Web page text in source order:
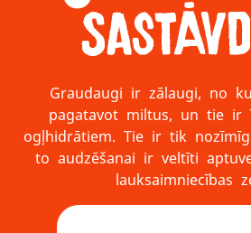
Graudaugi ir zālaugi, no
pagatavot miltus, un tie ir
ogļhidrātiem. Tie ir tik
to audzēšanai ir veltīti
lauksaimniecības